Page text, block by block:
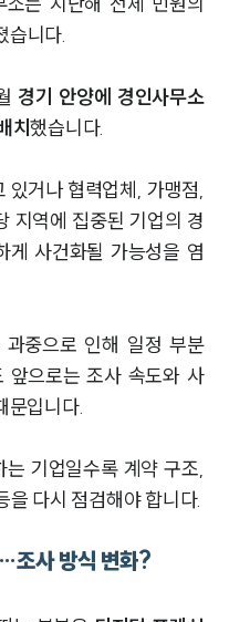
습니다.
경기 안양에 경인사무소
치했습니다.
있거나 협력업체, 가맹점,
지역에 집중된 기업의 경
게 사건화될 가능성을 염
중으로 인해 일정 부분
앞으로는 조사 속도와 사
문입니다.
기업일수록 계약 구조,
을 다시 점검해야 합니다.
조사 방식 변화?